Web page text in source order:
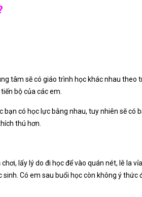
tâm sẽ có giáo trình học khác nhau theo
bộ của các em.
có học lực bằng nhau, tuy nhiên sẽ có
thú hơn.
lấy lý do đi học để vào quán nét, lê la
Có em sau buổi học còn không ý thức